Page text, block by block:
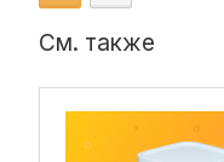
См. также